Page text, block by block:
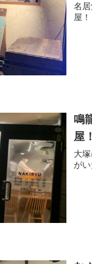
名
屋
鳴
屋
大
が